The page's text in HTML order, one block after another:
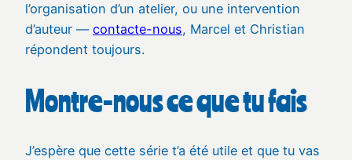
l’organisation d’un atelier, ou une intervention
d’auteur — contacte-nous, Marcel et Christian
répondent toujours.
Montre-nous ce que tu fais
J’espère que cette série t’a été utile et que tu vas